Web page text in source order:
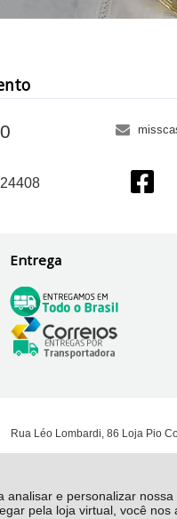
analisar e personalizar
pela loja virtual, você
Entrega
Rua Léo Lombardi, 86 Loja Pio